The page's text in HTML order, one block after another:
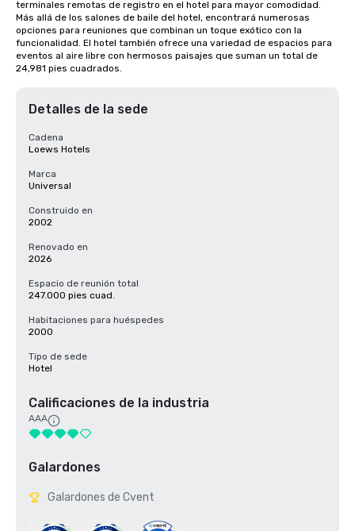
terminales remotas de registro en el hotel para mayor comodidad.
Más allá de los salones de baile del hotel, encontrará numerosas
opciones para reuniones que combinan un toque exótico con la
funcionalidad. El hotel también ofrece una variedad de espacios para
eventos al aire libre con hermosos paisajes que suman un total de
24,981 pies cuadrados.
Detalles de la sede
Cadena
Loews Hotels
Marca
Universal
Construido en
2002
Renovado en
2026
Espacio de reunión total
247.000 pies cuad.
Habitaciones para huéspedes
2000
Tipo de sede
Hotel
Calificaciones de la industria
AAA
Galardones
Galardones de Cvent